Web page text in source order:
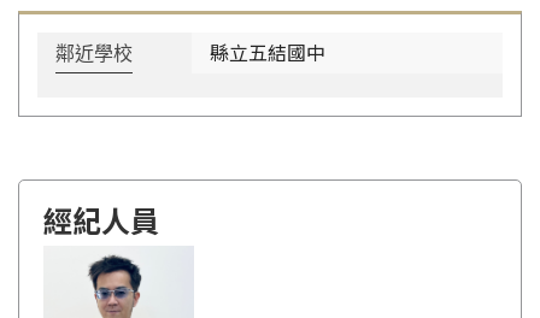
鄰近學校 縣立五結國中
經紀人員